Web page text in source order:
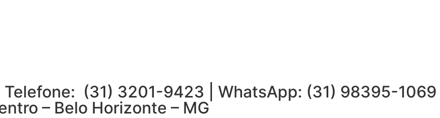
(31) 3201-9423 | WhatsApp: (31) 98395-1069
– Belo Horizonte – MG